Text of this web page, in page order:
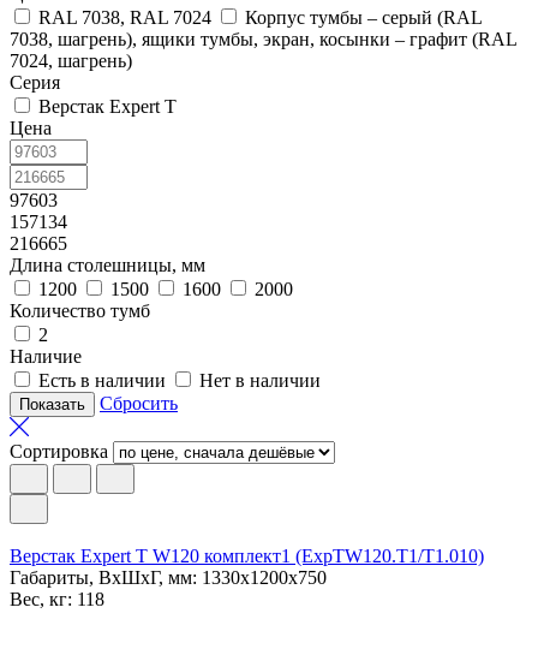
RAL 7038, RAL 7024
Корпус тумбы – серый (RAL
7038, шагрень), ящики тумбы, экран, косынки – графит (RAL
7024, шагрень)
Серия
Верстак Expert T
Цена
97603
157134
216665
Длина столешницы, мм
1200
1500 1600
2000
Количество тумб
2
Наличие
Есть в наличии
Нет в наличии
Сбросить
Сортировка
Верстак Expert T W120 комплект1 (ExpTW120.T1/T1.010)
Габариты, ВxШxГ, мм: 1330x1200x750
Вес, кг: 118